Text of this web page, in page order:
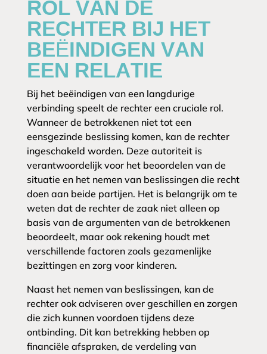
RECHTER BIJ HET
BEËINDIGEN VAN
EEN RELATIE
Bij het beëindigen van een langdurige
verbinding speelt de rechter een cruciale rol.
Wanneer de betrokkenen niet tot een
eensgezinde beslissing komen, kan de rechter
ingeschakeld worden. Deze autoriteit is
verantwoordelijk voor het beoordelen van de
situatie en het nemen van beslissingen die recht
doen aan beide partijen. Het is belangrijk om te
weten dat de rechter de zaak niet alleen op
basis van de argumenten van de betrokkenen
beoordeelt, maar ook rekening houdt met
verschillende factoren zoals gezamenlijke
bezittingen en zorg voor kinderen.
Naast het nemen van beslissingen, kan de
rechter ook adviseren over geschillen en zorgen
die zich kunnen voordoen tijdens deze
ontbinding. Dit kan betrekking hebben op
financiële afspraken, de verdeling van